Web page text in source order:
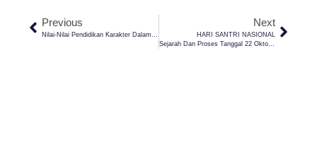
Previous
Nilai-Nilai Pendidikan Karakter Dalam Peringatan Hari Santri Nasional
Next
HARI SANTRI NASIONAL
Sejarah Dan Proses Tanggal 22 Oktober Sebagai Hari Santri